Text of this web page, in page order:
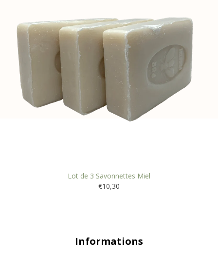
Lot de 3 Savonnettes Miel
€10,30
Informations